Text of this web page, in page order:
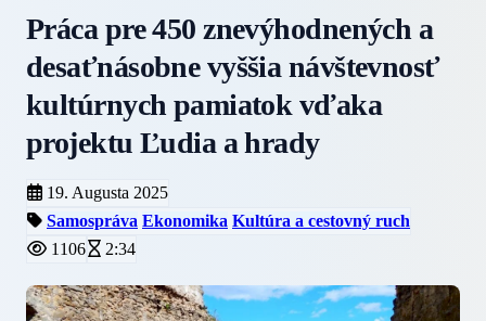
Práca pre 450 znevýhodnených a
desaťnásobne vyššia návštevnosť
kultúrnych pamiatok vďaka
projektu Ľudia a hrady
19. Augusta 2025
Samospráva Ekonomika Kultúra a cestovný ruch
1106
2:34